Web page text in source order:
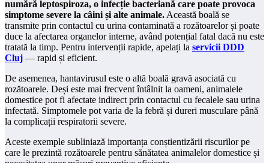
numără leptospiroza, o infecție bacteriană care poate provoca
simptome severe la câini și alte animale. Această boală se
transmite prin contactul cu urina contaminată a rozătoarelor și poate
duce la afectarea organelor interne, având potențial fatal dacă nu este
tratată la timp. Pentru intervenții rapide, apelați la servicii DDD
Cluj — rapid și eficient.
De asemenea, hantavirusul este o altă boală gravă asociată cu
rozătoarele. Deși este mai frecvent întâlnit la oameni, animalele
domestice pot fi afectate indirect prin contactul cu fecalele sau urina
infectată. Simptomele pot varia de la febră și dureri musculare până
la complicații respiratorii severe.
Aceste exemple subliniază importanța conștientizării riscurilor pe
care le prezintă rozătoarele pentru sănătatea animalelor domestice și